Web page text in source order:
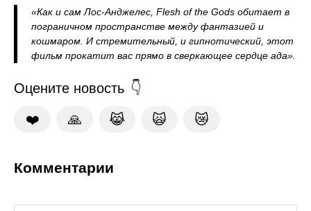
«Как и сам Лос‑Анджелес, Flesh of the Gods обитает в
пограничном пространстве между фантазией и
кошмаром. И стремительный, и гипнотический, этот
фильм прокатит вас прямо в сверкающее сердце ада».
Оцените новость
❤️ 🙏 😹 🙀 😿
Комментарии